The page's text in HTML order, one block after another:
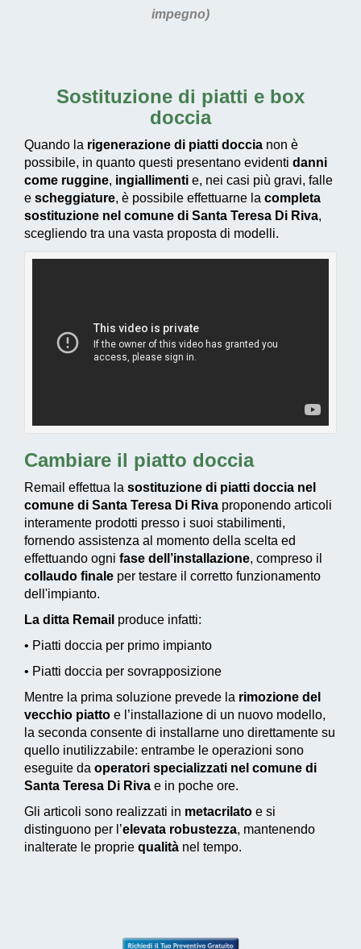
impegno)
Sostituzione di piatti e box
doccia
Quando la rigenerazione di piatti doccia non è
possibile, in quanto questi presentano evidenti danni
come ruggine, ingiallimenti e, nei casi più gravi, falle
e scheggiature, è possibile effettuarne la completa
sostituzione nel comune di Santa Teresa Di Riva,
scegliendo tra una vasta proposta di modelli.
Cambiare il piatto doccia
Remail effettua la sostituzione di piatti doccia nel
comune di Santa Teresa Di Riva proponendo articoli
interamente prodotti presso i suoi stabilimenti,
fornendo assistenza al momento della scelta ed
effettuando ogni fase dell’installazione, compreso il
collaudo finale per testare il corretto funzionamento
dell'impianto.
La ditta Remail produce infatti:
• Piatti doccia per primo impianto
• Piatti doccia per sovrapposizione
Mentre la prima soluzione prevede la rimozione del
vecchio piatto e l’installazione di un nuovo modello,
la seconda consente di installarne uno direttamente su
quello inutilizzabile: entrambe le operazioni sono
eseguite da operatori specializzati nel comune di
Santa Teresa Di Riva e in poche ore.
Gli articoli sono realizzati in metacrilato e si
distinguono per l’elevata robustezza, mantenendo
inalterate le proprie qualità nel tempo.